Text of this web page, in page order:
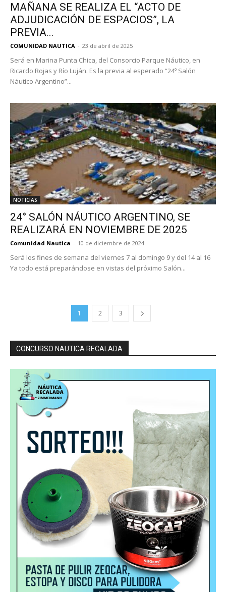
MAÑANA SE REALIZA EL “ACTO DE
ADJUDICACIÓN DE ESPACIOS”, LA
PREVIA...
COMUNIDAD NAUTICA - 23 de abril de 2025
Será en Marina Punta Chica, del Consorcio Parque Náutico, en
Ricardo Rojas y Río Luján. Es la previa al esperado “24º Salón
Náutico Argentino”...
NOTICIAS
24° SALÓN NÁUTICO ARGENTINO, SE
REALIZARÁ EN NOVIEMBRE DE 2025
Comunidad Nautica - 10 de diciembre de 2024
Será los fines de semana del viernes 7 al domingo 9 y del 14 al 16
Ya todo está preparándose en vistas del próximo Salón...
1 2 3
CONCURSO NAUTICA RECALADA